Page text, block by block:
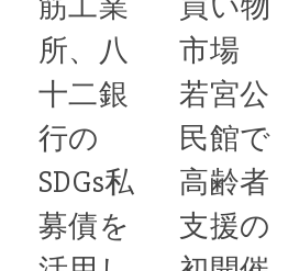
恒例の楽市楽
座に合わせ
サリーパーテ
ィーを10月
催。ランチビ
ュッフェ、カ
フ
は県内各
続きを読む
58号,イベン
信州プロレス,地
交流
所、八
十二銀
行の
SDGs私
募債を
市場
若宮公
民館で
高齢者
支援の